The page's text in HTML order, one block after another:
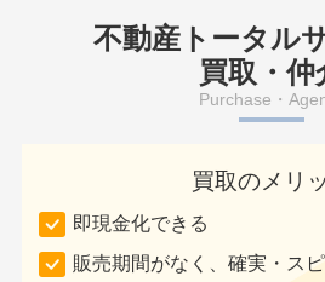
不動産トータル
買取・仲
Purchase・
買取のメリ
即現金化できる
販売期間がなく、確実・ス